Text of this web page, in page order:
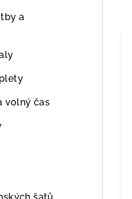
a
volný čas